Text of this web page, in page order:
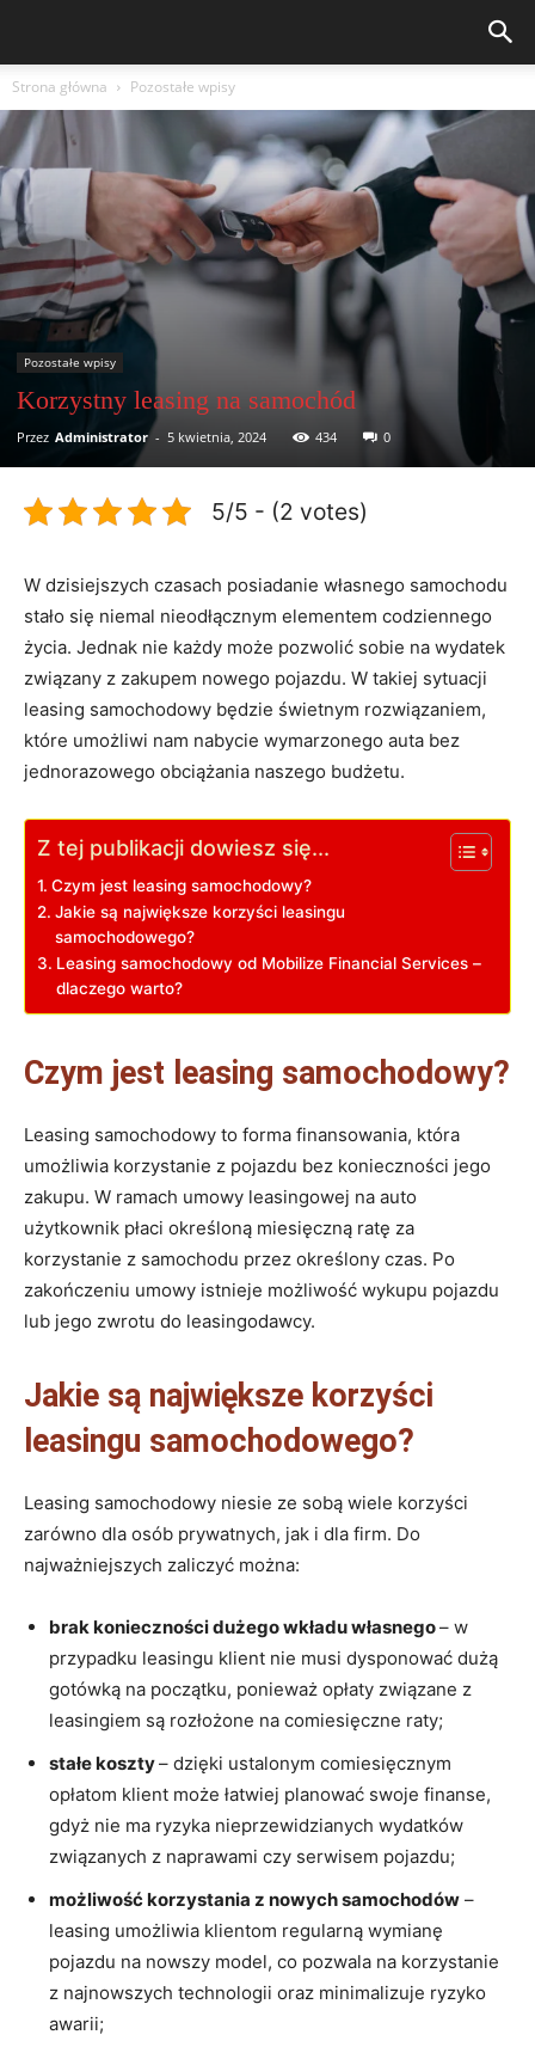
Strona główna Pozostałe wpisy
Pozostałe wpisy
Korzystny leasing na samochód
Przez Administrator - 5 kwietnia, 2024 434 0
5/5 - (2 votes)
W dzisiejszych czasach posiadanie własnego samochodu
stało się niemal nieodłącznym elementem codziennego
życia. Jednak nie każdy może pozwolić sobie na wydatek
związany z zakupem nowego pojazdu. W takiej sytuacji
leasing samochodowy będzie świetnym rozwiązaniem,
które umożliwi nam nabycie wymarzonego auta bez
jednorazowego obciążania naszego budżetu.
Z tej publikacji dowiesz się...
Czym jest leasing samochodowy?
Jakie są największe korzyści leasingu
samochodowego?
Leasing samochodowy od Mobilize Financial Services –
dlaczego warto?
Czym jest leasing samochodowy?
Leasing samochodowy to forma finansowania, która
umożliwia korzystanie z pojazdu bez konieczności jego
zakupu. W ramach umowy leasingowej na auto
użytkownik płaci określoną miesięczną ratę za
korzystanie z samochodu przez określony czas. Po
zakończeniu umowy istnieje możliwość wykupu pojazdu
lub jego zwrotu do leasingodawcy.
Jakie są największe korzyści
leasingu samochodowego?
Leasing samochodowy niesie ze sobą wiele korzyści
zarówno dla osób prywatnych, jak i dla firm. Do
najważniejszych zaliczyć można:
brak konieczności dużego wkładu własnego– w
przypadku leasingu klient nie musi dysponować dużą
gotówką na początku, ponieważ opłaty związane z
leasingiem są rozłożone na comiesięczne raty;
stałe koszty– dzięki ustalonym comiesięcznym
opłatom klient może łatwiej planować swoje finanse,
gdyż nie ma ryzyka nieprzewidzianych wydatków
związanych z naprawami czy serwisem pojazdu;
możliwość korzystania z nowych samochodów –
leasing umożliwia klientom regularną wymianę
pojazdu na nowszy model, co pozwala na korzystanie
z najnowszych technologii oraz minimalizuje ryzyko
awarii;